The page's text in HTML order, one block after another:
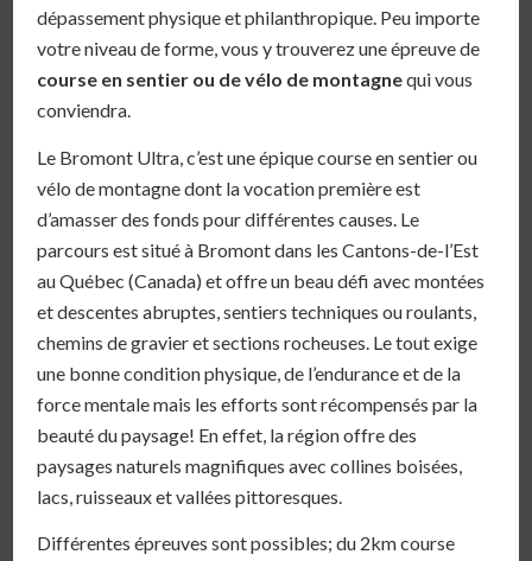
dépassement physique et philanthropique. Peu importe
votre niveau de forme, vous y trouverez une épreuve de
course en sentier ou de vélo de montagnequi vous
conviendra.
Le Bromont Ultra, c’est une épique course en sentier ou
vélo de montagne dont la vocation première est
d’amasser des fonds pour différentes causes. Le
parcours est situé à Bromont dans les Cantons-de-l’Est
au Québec (Canada) et offre un beau défi avec montées
et descentes abruptes, sentiers techniques ou roulants,
chemins de gravier et sections rocheuses. Le tout exige
une bonne condition physique, de l’endurance et de la
force mentale mais les efforts sont récompensés par la
beauté du paysage! En effet, la région offre des
paysages naturels magnifiques avec collines boisées,
lacs, ruisseaux et vallées pittoresques.
Différentes épreuves sont possibles; du 2km course